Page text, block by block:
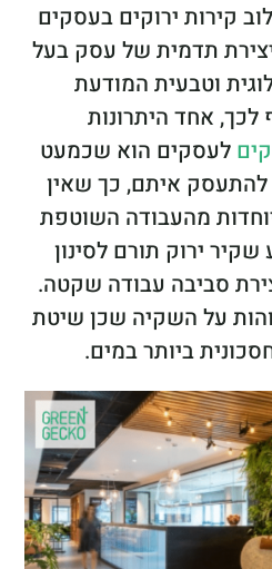
קירות ירוקים בעסקים
תדמית של עסק בעל
וטבעית המודעת
לכך, אחד היתרונות
לעסקים הוא שכמעט
איתם, כך שאין
מהעבודה השוטפת
ירוק תורם לסינון
סביבה עבודה שקטה.
על השקיה שכן שיטת
ביותר במים.